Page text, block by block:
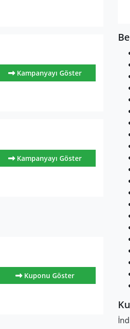
Kampanyayı Göster
Kampanyayı Göster
Kuponu Göster